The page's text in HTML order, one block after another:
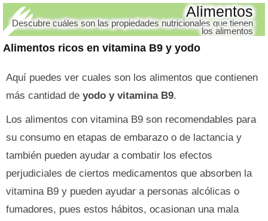
Alimentos ricos en vitamina B9 y yodo
Alimentos
Descubre cuáles son las propiedades nutricionales que tienen
los alimentos
Aquí puedes ver cuales son los alimentos que contienen
más cantidad de yodo y vitamina B9.
Los alimentos con vitamina B9 son recomendables para
su consumo en etapas de embarazo o de lactancia y
también pueden ayudar a combatir los efectos
perjudiciales de ciertos medicamentos que absorben la
vitamina B9 y pueden ayudar a personas alcólicas o
fumadores, pues estos hábitos, ocasionan una mala